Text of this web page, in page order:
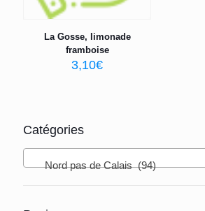
La Gosse, limonade
framboise
3,10€
Catégories
Nord pas de Calais (94)